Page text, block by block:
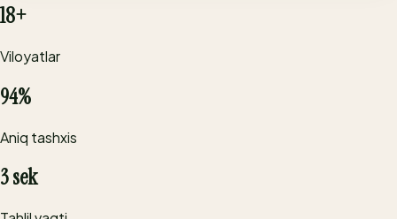
18+
Viloyatlar
94%
Aniq tashxis
3 sek